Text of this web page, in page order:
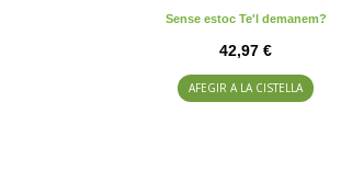
Sense estoc Te'l demanem?
42,97 €
AFEGIR A LA CISTELLA